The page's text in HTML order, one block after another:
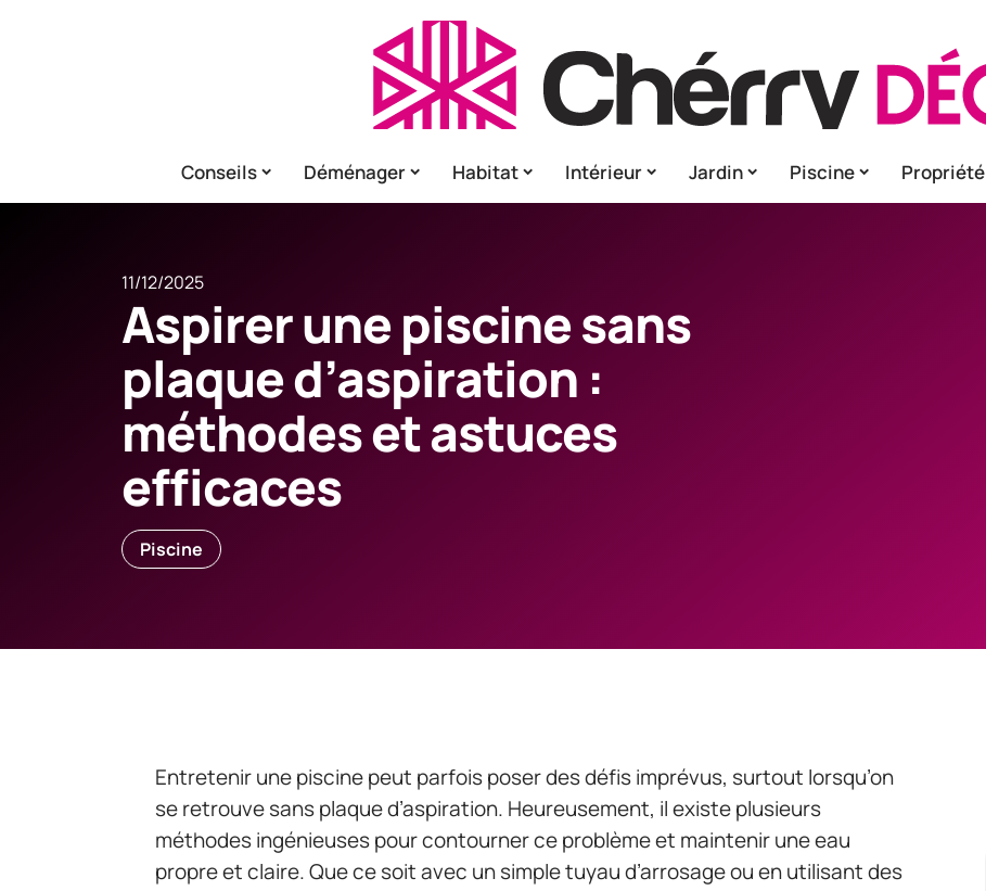
Conseils Déménager Habitat Intérieur Jardin Piscine Propriété
11/12/2025
Aspirer une piscine sans
plaque d’aspiration :
méthodes et astuces
efficaces
Piscine
Entretenir une piscine peut parfois poser des défis imprévus, surtout lorsqu’on
se retrouve sans plaque d’aspiration. Heureusement, il existe plusieurs
méthodes ingénieuses pour contourner ce problème et maintenir une eau
propre et claire. Que ce soit avec un simple tuyau d’arrosage ou en utilisant des